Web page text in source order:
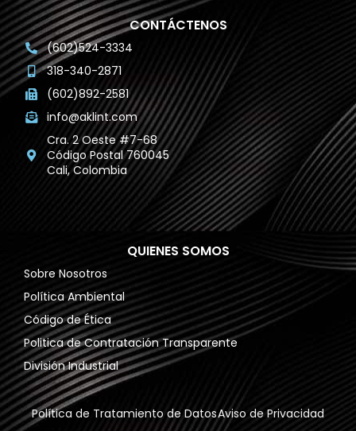
CONTÁCTENOS
(602)524-3334
318-340-2871
(602)892-2581
info@aklint.com
Cra. 2 Oeste #7-68
Código Postal 760045
Cali, Colombia
QUIENES SOMOS
Sobre Nosotros
Política Ambiental
Código de Ética
Politica de Contratación Transparente
División Industrial
Política de Tratamiento de DatosAviso de Privacidad